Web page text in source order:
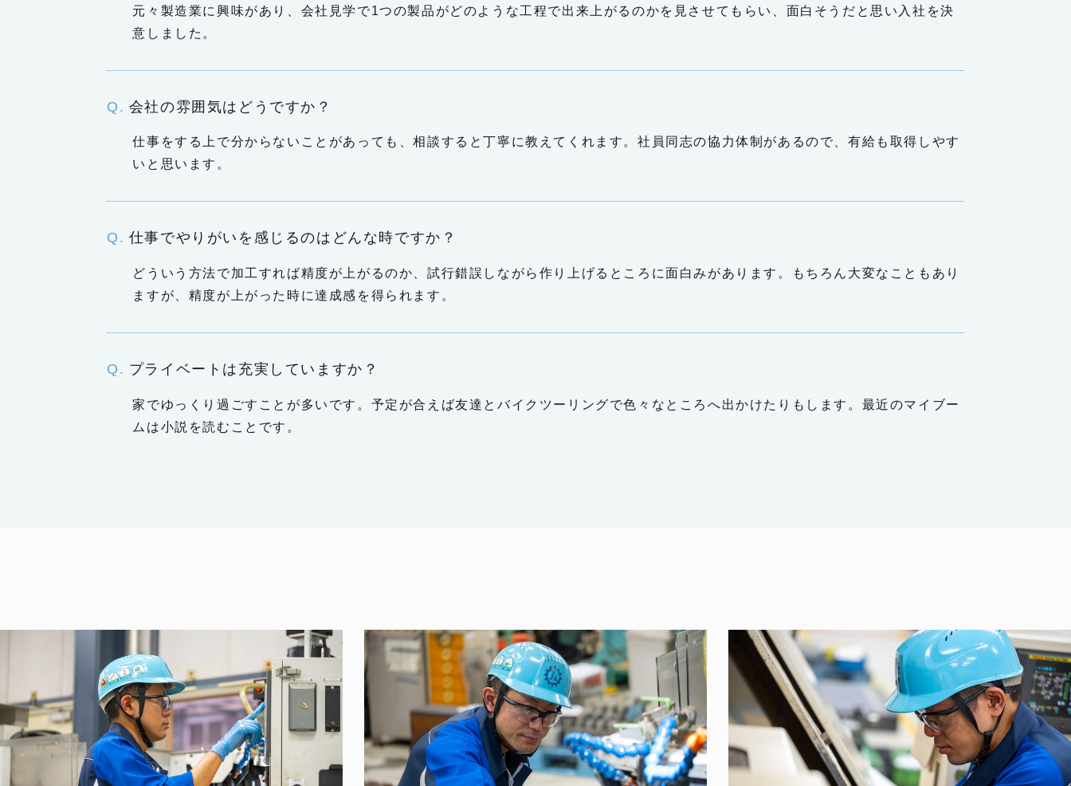
元々製造業に興味があり、会社見学で1つの製品がどのような工程で出来上がるのかを見させてもらい、面白そうだと思い入社を決
意しました。
会社の雰囲気はどうですか？
仕事をする上で分からないことがあっても、相談すると丁寧に教えてくれます。社員同志の協力体制があるので、有給も取得しやす
いと思います。
仕事でやりがいを感じるのはどんな時ですか？
どういう方法で加工すれば精度が上がるのか、試行錯誤しながら作り上げるところに面白みがあります。もちろん大変なこともあり
ますが、精度が上がった時に達成感を得られます。
プライベートは充実していますか？
家でゆっくり過ごすことが多いです。予定が合えば友達とバイクツーリングで色々なところへ出かけたりもします。最近のマイブー
ムは小説を読むことです。